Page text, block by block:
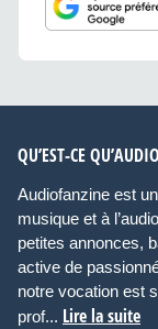
QU’EST-CE
Audiofanzine est
musique et à
petites annonces,
active de
notre vocation est
prof... Lire la suite